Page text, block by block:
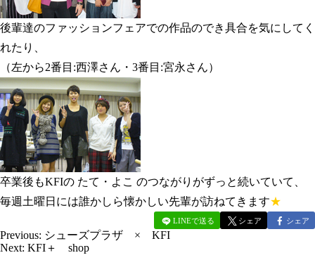
後輩達のファッションフェアでの作品のでき具合を気にしてく
れたり、
（左から2番目:西澤さん・3番目:宮永さん）
卒業後もKFIの たて・よこ のつながりがずっと続いていて、
毎週土曜日には誰かしら懐かしい先輩が訪ねてきます★
LINEで送る シェア シェア
Previous: シューズプラザ × KFI
Next: KFI＋ shop